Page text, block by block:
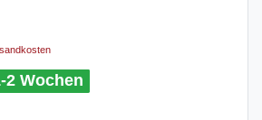
2 Wochen